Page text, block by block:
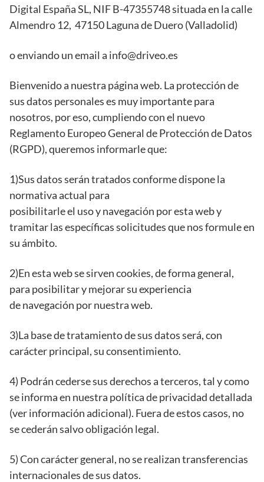
Digital España SL, NIF B-47355748 situada en la calle
Almendro 12, 47150 Laguna de Duero (Valladolid)
o enviando un email a info@driveo.es
Bienvenido a nuestra página web. La protección de
sus datos personales es muy importante para
nosotros, por eso, cumpliendo con el nuevo
Reglamento Europeo General de Protección de Datos
(RGPD), queremos informarle que:
1)Sus datos serán tratados conforme dispone la
normativa actual para
posibilitarle el uso y navegación por esta web y
tramitar las específicas solicitudes que nos formule en
su ámbito.
2)En esta web se sirven cookies, de forma general,
para posibilitar y mejorar su experiencia
de navegación por nuestra web.
3)La base de tratamiento de sus datos será, con
carácter principal, su consentimiento.
4) Podrán cederse sus derechos a terceros, tal y como
se informa en nuestra política de privacidad detallada
(ver información adicional). Fuera de estos casos, no
se cederán salvo obligación legal.
5) Con carácter general, no se realizan transferencias
internacionales de sus datos.